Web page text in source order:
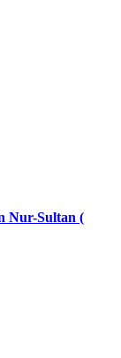
Nur-Sultan (